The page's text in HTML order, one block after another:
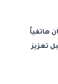
هاتفياً
تعزيز